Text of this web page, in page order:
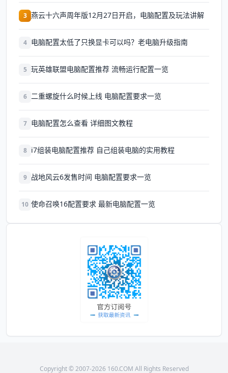
3 燕云十六声周年版12月27日开启，电脑配置及玩法讲解
4 电脑配置太低了只换显卡可以吗？老电脑升级指南
5 玩英雄联盟电脑配置推荐 流畅运行配置一览
6 二重螺旋什么时候上线 电脑配置要求一览
7 电脑配置怎么查看 详细图文教程
8 i7组装电脑配置推荐 自己组装电脑的实用教程
9 战地风云6发售时间 电脑配置要求一览
10 使命召唤16配置要求 最新电脑配置一览
Copyright © 2007-2026 160.COM All Rights Reserved